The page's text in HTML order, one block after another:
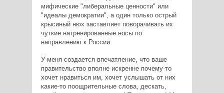
мифические "либеральные ценности" или
"идеалы демократии", а один только острый
крысиный нюх заставляет поворачивать их
чуткие натренированные носы по
направлению к России.
У меня создается впечатление, что ваше
правительство вполне искренне почему-то
хочет нравиться им, хочет услышать от них
какие-то поощрительные слова, дескать,